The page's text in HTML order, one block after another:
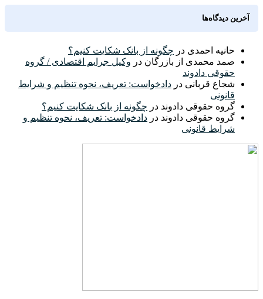
آخرین دیدگاه‌ها
حانیه احمدی در چگونه از بانک شکایت کنیم؟
صمد محمدی از بازرگان در وکیل جرایم اقتصادی / گروه
حقوقی دادوند
شجاع قربانی در دادخواست: تعریف، نحوه تنظیم و شرایط
قانونی
گروه حقوقی دادوند در چگونه از بانک شکایت کنیم؟
گروه حقوقی دادوند در دادخواست: تعریف، نحوه تنظیم و
شرایط قانونی